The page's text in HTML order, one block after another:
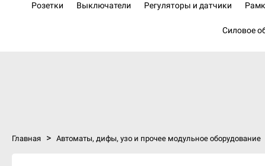
Розетки Выключатели Регуляторы и датчики
Силовое
Главная > Автоматы, дифы, узо и прочее модульное оборудование